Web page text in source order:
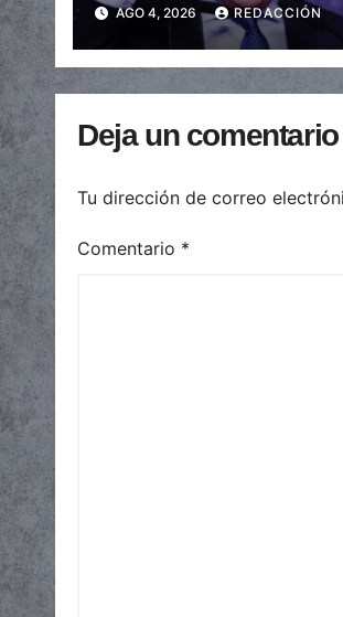
caída de las
transferencias no
automáticas
AGO 4, 2026 REDACCIÓN
Deja un comentario
Tu dirección de correo
Comentario *